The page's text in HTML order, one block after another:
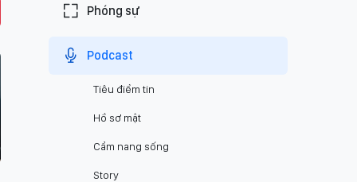
Phóng sự
Podcast
Tiêu điểm tin
Hồ sơ mật
Cẩm nang sống
Story